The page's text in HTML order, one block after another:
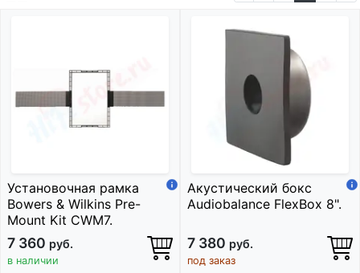
Установочная рамка
Bowers & Wilkins Pre-
Mount Kit CWM7.
7 360 руб.
в наличии
Акустический бокс
Audiobalance FlexBox 8".
7 380 руб.
под заказ